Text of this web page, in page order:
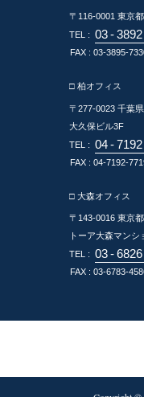
〒116-0001 東京
TEL : 03 - 3892
FAX : 03-3895-
□ 柏オフィス
〒277-0023 千葉
大久保ビル3F
TEL : 04 - 7192
FAX : 04-7192-
□ 大森オフィス
〒143-0016 東京
トーア大森マン
TEL : 03 - 6826
FAX : 03-6783-